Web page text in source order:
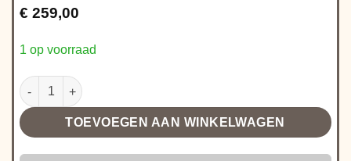
€ 259,00
1 op voorraad
Jonk Residence Hoofdkussen aantal
TOEVOEGEN AAN WINKELWAGEN